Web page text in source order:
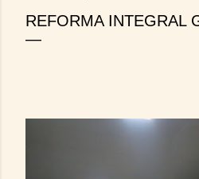
REFORMA INTEGRAL